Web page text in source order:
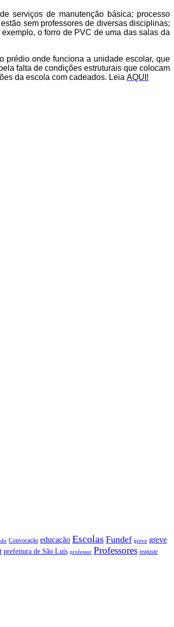
serviços de manutenção básica; processo
sem professores de diversas disciplinas;
o forro de PVC de uma das salas da
prédio onde funciona a unidade escolar, que
falta de condições estruturais que colocam
da escola com cadeados. Leia AQUI!
Convocação educação Escolas Fundef greve greve
prefeitura de São Luís professor Professores reajuste